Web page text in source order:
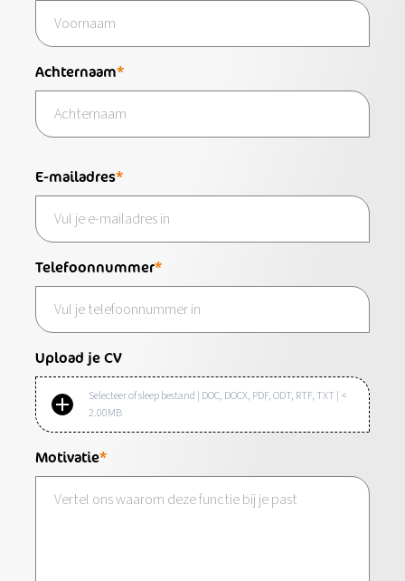
Achternaam
E-mailadres
Telefoonnummer
Upload je CV
Selecteer of sleep bestand | DOC, DOCX, PDF, ODT, RTF, TXT | <
2.00MB
Motivatie